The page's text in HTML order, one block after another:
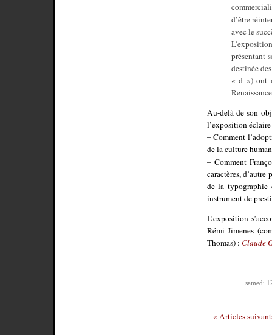
d’être
avec le
présentant
destinée
« d ») ont
Au-delà de son
l’exposition
– Comment
de la culture
– Comment
caractères,
de la typographie
instrument de
L’exposition
Rémi Jimenes
Thomas) : Claude
samedi
« Articles